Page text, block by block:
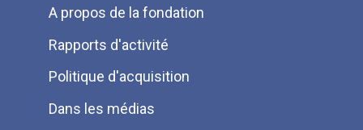
Menu
Pied
de
page
A propos de la fondation
Rapports d'activité
Politique d'acquisition
Dans les médias